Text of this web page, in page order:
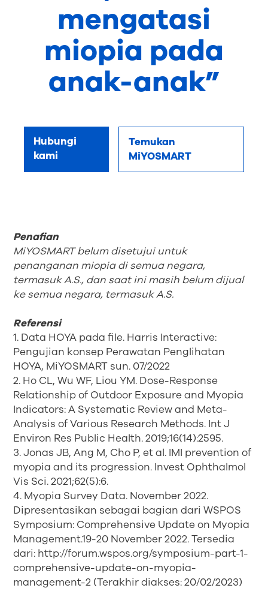
mengatasi
miopia pada
anak-anak”
Hubungi
kami
Temukan
MiYOSMART
Penafian
MiYOSMART belum disetujui untuk
penanganan miopia di semua negara,
termasuk A.S., dan saat ini masih belum dijual
ke semua negara, termasuk A.S.
Referensi
1. Data HOYA pada file. Harris Interactive:
Pengujian konsep Perawatan Penglihatan
HOYA, MiYOSMART sun. 07/2022
2. Ho CL, Wu WF, Liou YM. Dose-Response
Relationship of Outdoor Exposure and Myopia
Indicators: A Systematic Review and Meta-
Analysis of Various Research Methods. Int J
Environ Res Public Health. 2019;16(14):2595.
3. Jonas JB, Ang M, Cho P, et al. IMI prevention of
myopia and its progression. Invest Ophthalmol
Vis Sci. 2021;62(5):6.
4. Myopia Survey Data. November 2022.
Dipresentasikan sebagai bagian dari WSPOS
Symposium: Comprehensive Update on Myopia
Management.19-20 November 2022. Tersedia
dari: http://forum.wspos.org/symposium-part-1-
comprehensive-update-on-myopia-
management-2 (Terakhir diakses: 20/02/2023)